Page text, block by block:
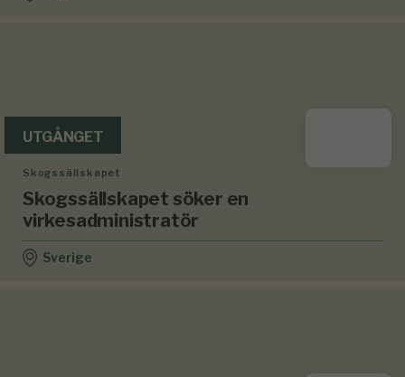
UTGÅNGET
Skogssällskapet
Skogssällskapet söker en
virkesadministratör
Sverige